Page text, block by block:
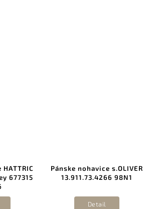
677315
Pánske nohavice s.OLIVER
13.911.73.4266 98N1
Detail